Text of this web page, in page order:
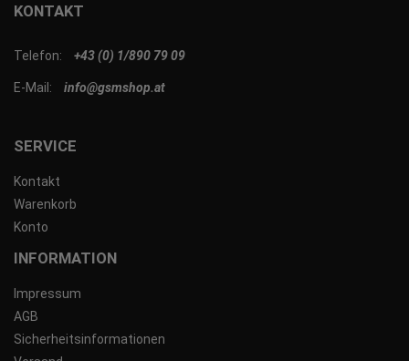
SERVICE
Kontakt
Warenkorb
Konto
INFORMATION
Impressum
AGB
Sicherheitsinformationen
KONTAKT
Telefon: +43 (0) 1/890 79 09
E-Mail: info@gsmshop.at